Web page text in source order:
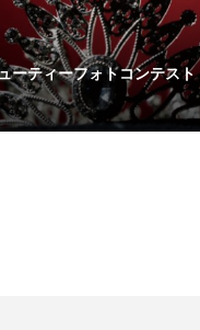
ーティーフォトコンテスト